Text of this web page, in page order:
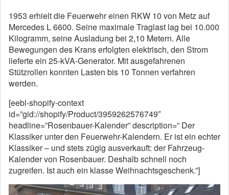
1953 erhielt die Feuerwehr einen RKW 10 von Metz auf
Mercedes L 6600. Seine maximale Traglast lag bei 10.000
Kilogramm, seine Ausladung bei 2,10 Metern. Alle
Bewegungen des Krans erfolgten elektrisch, den Strom
lieferte ein 25-kVA-Generator. Mit ausgefahrenen
Stützrollen konnten Lasten bis 10 Tonnen verfahren
werden.
[eebl-shopify-context
id=”gid://shopify/Product/3959262576749″
headline=”Rosenbauer-Kalender” description=” Der
Klassiker unter den Feuerwehr-Kalendern. Er ist ein echter
Klassiker – und stets zügig ausverkauft: der Fahrzeug-
Kalender von Rosenbauer. Deshalb schnell noch
zugreifen. Ist auch ein klasse Weihnachtsgeschenk.”]